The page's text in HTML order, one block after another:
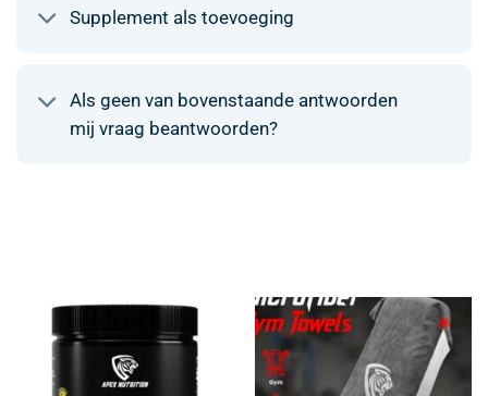
Supplement als toevoeging
Als geen van bovenstaande antwoorden
mij vraag beantwoorden?